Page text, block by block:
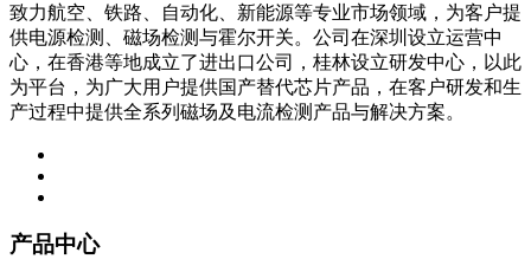
致力航空、铁路、自动化、新能源等专业市场领域，为客户提
供电源检测、磁场检测与霍尔开关。公司在深圳设立运营中
心，在香港等地成立了进出口公司，桂林设立研发中心，以此
为平台，为广大用户提供国产替代芯片产品，在客户研发和生
产过程中提供全系列磁场及电流检测产品与解决方案。
产品中心